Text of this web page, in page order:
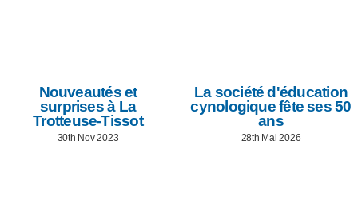
Nouveautés et
surprises à La
Trotteuse-Tissot
30th Nov 2023
La société d'éducation
cynologique fête ses 50
ans
28th Mai 2026